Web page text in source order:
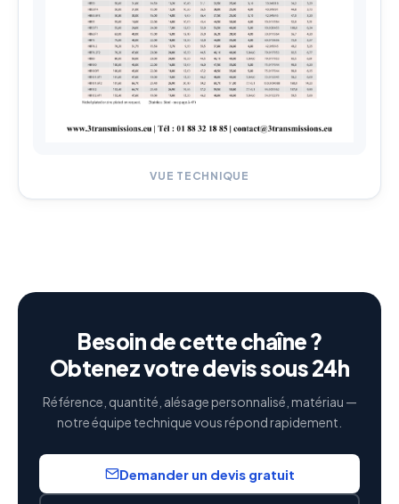
VUE TECHNIQUE
Besoin de cette chaîne ?
Obtenez votre devis sous 24h
Référence, quantité, alésage personnalisé, matériau —
notre équipe technique vous répond rapidement.
Demander un devis gratuit